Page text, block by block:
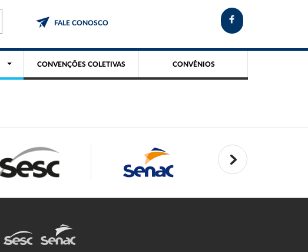
FALE CONOSCO
CONVENÇÕES COLETIVAS CONVÊNIOS